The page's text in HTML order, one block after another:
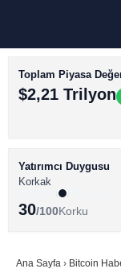
BİTCOİN
ALTCOİN
SÖZLÜK
Toplam Piyasa
$2,21 Trilyon
Yatırımcı Duygusu
Korkak
30/100Korku
Ana Sayfa › Bitcoin